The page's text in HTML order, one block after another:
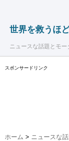
世界を救うほ
ニュースな話題とモ
スポンサードリンク
ホーム > ニュースな